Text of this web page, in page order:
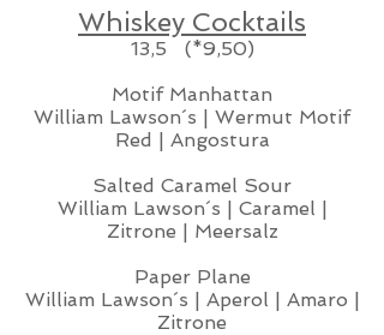
Whiskey Cocktails
13,5 (*9,50)
Motif Manhattan
William Lawson´s | Wermut Motif
Red | Angostura
Salted Caramel Sour
William Lawson´s | Caramel |
Zitrone | Meersalz
Paper Plane
William Lawson´s | Aperol | Amaro |
Zitrone